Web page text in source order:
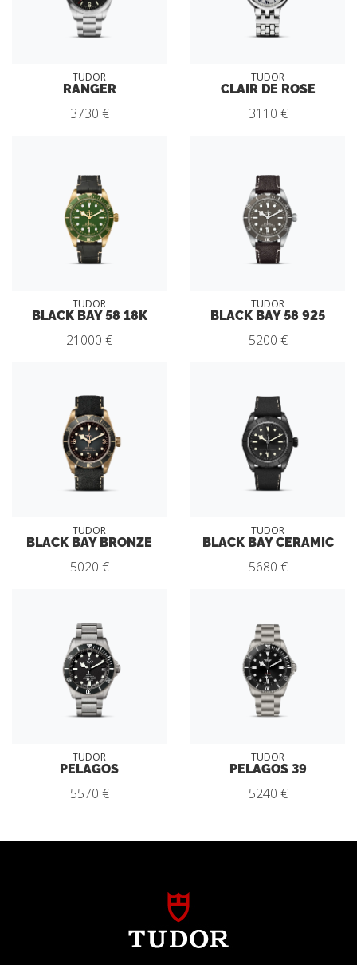
TUDOR
RANGER
3730 €
TUDOR
CLAIR DE ROSE
3110 €
TUDOR
BLACK BAY 58 18K
21000 €
TUDOR
BLACK BAY 58 925
5200 €
TUDOR
BLACK BAY BRONZE
5020 €
TUDOR
BLACK BAY CERAMIC
5680 €
TUDOR
PELAGOS
5570 €
TUDOR
PELAGOS 39
5240 €